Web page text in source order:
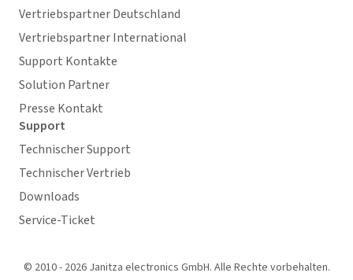
Vertriebspartner Deutschland
Vertriebspartner International
Support Kontakte
Solution Partner
Presse Kontakt
Support
Technischer Support
Technischer Vertrieb
Downloads
Service-Ticket
© 2010 - 2026 Janitza electronics GmbH. Alle Rechte vorbehalten.